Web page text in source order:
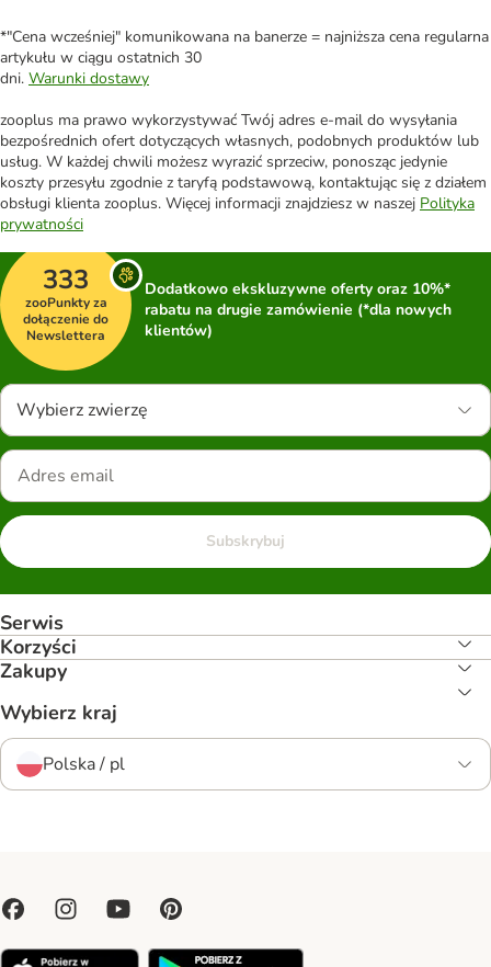
*"Cena wcześniej" komunikowana na banerze = najniższa cena regularna
artykułu w ciągu ostatnich 30
dni. Warunki dostawy
zooplus ma prawo wykorzystywać Twój adres e-mail do wysyłania
bezpośrednich ofert dotyczących własnych, podobnych produktów lub
usług. W każdej chwili możesz wyrazić sprzeciw, ponosząc jedynie
koszty przesyłu zgodnie z taryfą podstawową, kontaktując się z działem
obsługi klienta zooplus. Więcej informacji znajdziesz w naszej Polityka
prywatności
333
zooPunkty za
dołączenie do
Newslettera
Dodatkowo ekskluzywne oferty oraz 10%*
rabatu na drugie zamówienie (*dla nowych
klientów)
Wybierz zwierzę
Subskrybuj
Serwis
Korzyści
Zakupy
Wybierz kraj
Polska / pl